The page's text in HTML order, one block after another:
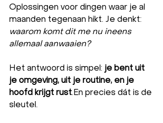
Oplossingen voor dingen waar je al
maanden tegenaan hikt. Je denkt:
waarom komt dit me nu ineens
allemaal aanwaaien?
Het antwoord is simpel: je bent uit
je omgeving, uit je routine, en je
hoofd krijgt rust.En precies dát is de
sleutel.